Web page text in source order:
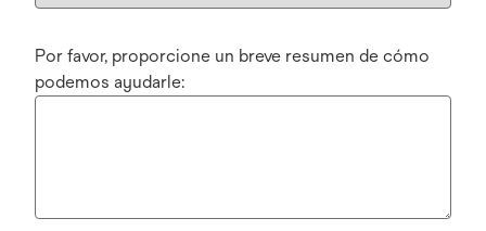
Por favor, proporcione un breve resumen de cómo
podemos ayudarle: